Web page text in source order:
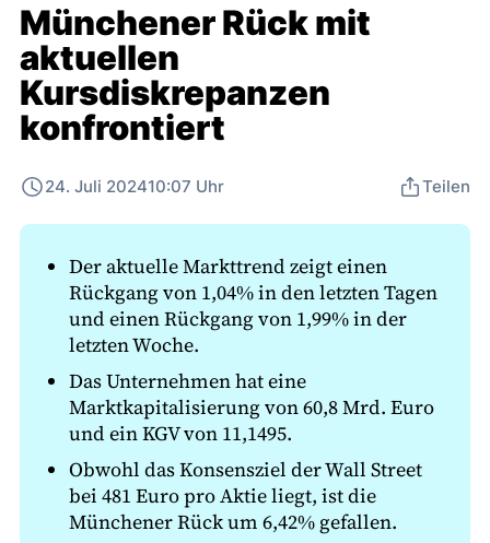
Münchener Rück mit
aktuellen
Kursdiskrepanzen
konfrontiert
24. Juli 202410:07 Uhr Teilen
Der aktuelle Markttrend zeigt einen
Rückgang von 1,04% in den letzten Tagen
und einen Rückgang von 1,99% in der
letzten Woche.
Das Unternehmen hat eine
Marktkapitalisierung von 60,8 Mrd. Euro
und ein KGV von 11,1495.
Obwohl das Konsensziel der Wall Street
bei 481 Euro pro Aktie liegt, ist die
Münchener Rück um 6,42% gefallen.